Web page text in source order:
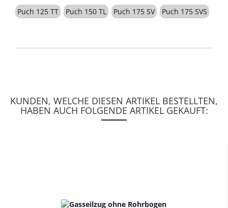
Puch 125 TT Puch 150 TL Puch 175 SV Puch 175 SVS
KUNDEN, WELCHE DIESEN ARTIKEL BESTELLTEN,
HABEN AUCH FOLGENDE ARTIKEL GEKAUFT: